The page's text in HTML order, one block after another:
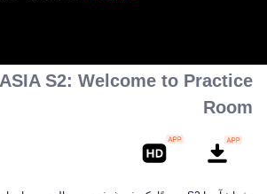
S2: Welcome to Practice
Room